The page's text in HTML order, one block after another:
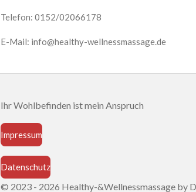
Telefon: 0152/02066178
E-Mail: info@healthy-wellnessmassage.de
Ihr Wohlbefinden ist mein Anspruch
Impressum
Datenschutz
© 2023 - 2026 Healthy-&Wellnessmassage by